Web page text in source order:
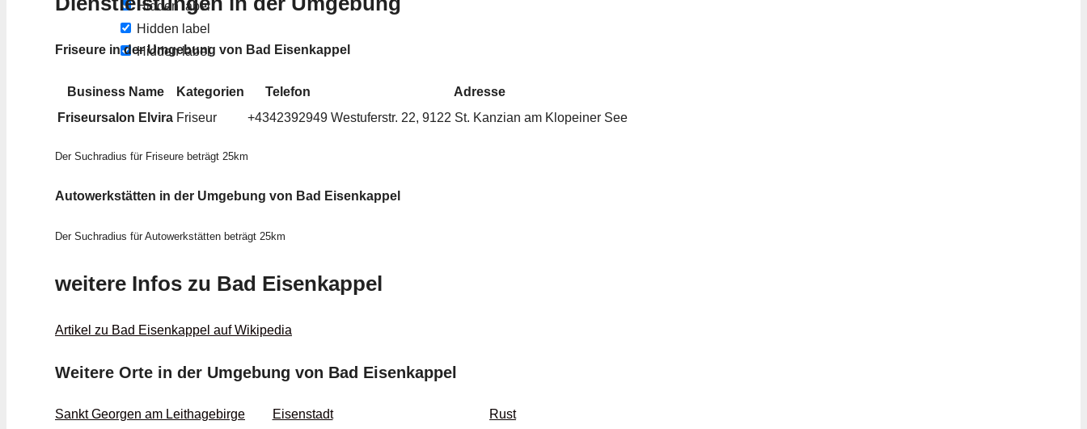
Hidden label
Hidden label
Hidden label
Friseure in der Umgebung von Bad Eisenkappel
Business Name Kategorien Telefon
Adresse
Friseursalon Elvira Friseur +4342392949 Westuferstr. 22, 9122 St. Kanzian am Klopeiner See
Der Suchradius für Friseure beträgt 25km
Autowerkstätten in der Umgebung von Bad Eisenkappel
Der Suchradius für Autowerkstätten beträgt 25km
weitere Infos zu Bad Eisenkappel
Artikel zu Bad Eisenkappel auf Wikipedia
Weitere Orte in der Umgebung von Bad Eisenkappel
Sankt Georgen am Leithagebirge Eisenstadt Rust